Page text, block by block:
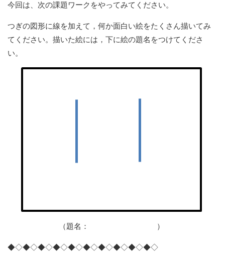
今回は、次の課題ワークをやってみてください。
つぎの図形に線を加えて，何か面白い絵をたくさん描いてみ
てください。描いた絵には，下に絵の題名をつけてくださ
い。
（題名： ）
◆◇◆◇◆◇◆◇◆◇◆◇◆◇◆◇◆◇◆◇